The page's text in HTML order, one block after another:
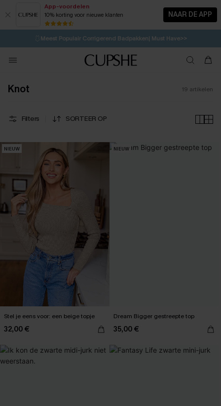
App-voordelen
10% korting voor nieuwe klanten NAAR DE APP
⚡️LAATSTE KANS | Tot 50% korting>>
🩱Meest Populair Corrigerend Badpakken| Must Have>>
💌Abonneer je & ontvang tot 15% korting>>
Koop 3, krijg 15% korting | CODE: SW15
Knot 19 artikelen
Filters SORTEER OP
NIEUW
Stel je eens voor: een beige topje
32,00 €
NIEUW
Dream Bigger gestreepte top
35,00 €